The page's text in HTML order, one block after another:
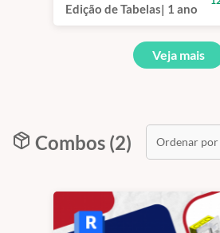
Edição de Tabelas| 1 ano
Veja mais
Combos (2) Ordenar por